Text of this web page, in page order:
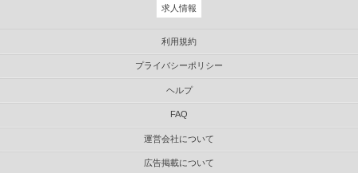
求人情報
利用規約
プライバシーポリシー
ヘルプ
FAQ
運営会社について
広告掲載について